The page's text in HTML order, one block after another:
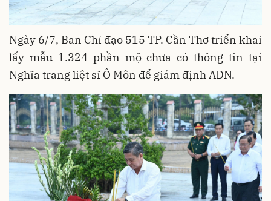
Ngày 6/7, Ban Chỉ đạo 515 TP. Cần Thơ triển khai
lấy mẫu 1.324 phần mộ chưa có thông tin tại
Nghĩa trang liệt sĩ Ô Môn để giám định ADN.